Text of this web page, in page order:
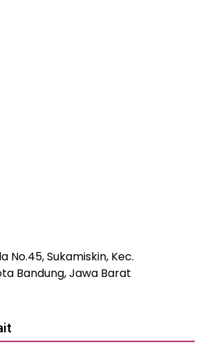
No.45, Sukamiskin, Kec.
Bandung, Jawa Barat